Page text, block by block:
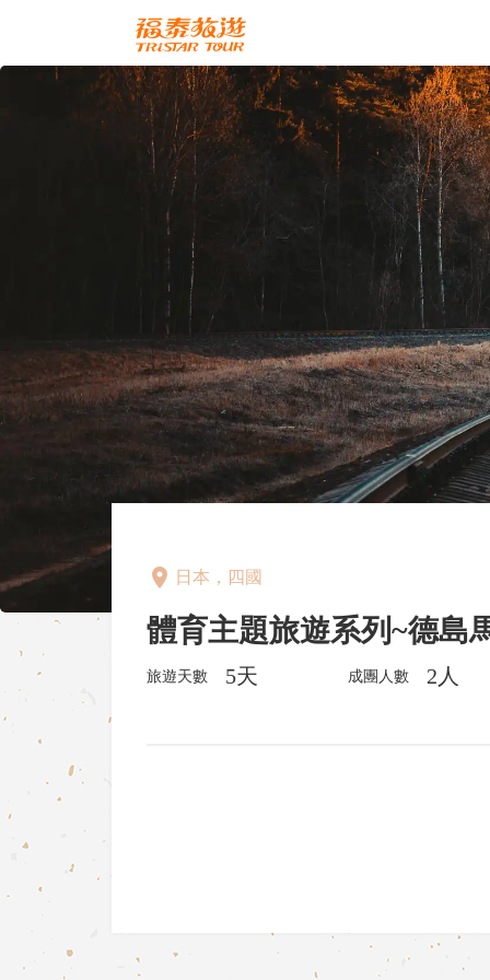
place 日本，四國
體育主題旅遊系列~德島
旅遊天數 5天 成團人數 2人